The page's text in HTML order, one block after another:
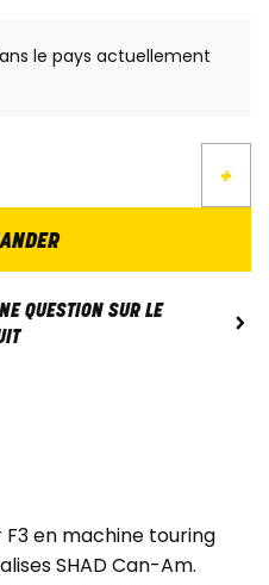
le pays actuellement
+
QUESTION SUR LE
en machine touring
SHAD Can-Am.